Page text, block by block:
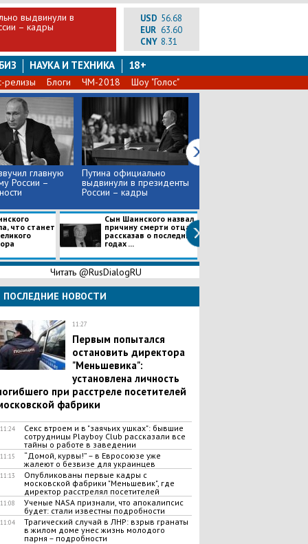
выдвинули в
– кадры
USD 56.68
EUR 63.60
CNY 8.31
НАУКА И ТЕХНИКА 18+
релизы Блоги ЧМ-2018 Шоу "Голос"
главную
России –
Путина официально
выдвинули в президенты
России – кадры
что станет
Сын Шаинского назвал
причину смерти отца,
рассказав о последних
годах ...
Читать @RusDialogRU
ПОСЛЕДНИЕ НОВОСТИ
11:27
Первым попытался
остановить директора
"Меньшевика":
установлена личность
при расстреле посетителей
фабрики
11:24
Секс втроем и в "заячьих ушках": бывшие
сотрудницы Playboy Club рассказали все
тайны о работе в заведении
11:15
“Домой, курвы!” – в Евросоюзе уже
жалеют о безвизе для украинцев
11:13
Опубликованы первые кадры с
московской фабрики "Меньшевик", где
директор расстрелял посетителей
11:08
Ученые NASA признали, что апокалипсис
будет: стали известны подробности
11:04
​Трагический случай в ЛНР: взрыв гранаты
в жилом доме унес жизнь молодого
парня – подробности